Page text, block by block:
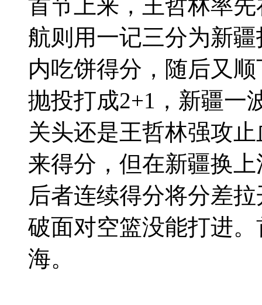
首节上来，王哲林率
航则用一记三分为新
内吃饼得分，随后又
抛投打成2+1，新疆一
关头还是王哲林强攻
来得分，但在新疆换
后者连续得分将分差
破面对空篮没能打进
海。